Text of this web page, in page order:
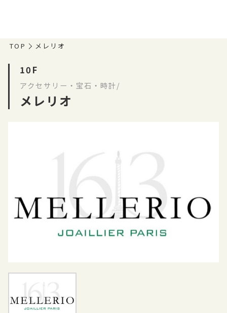
TOP メレリオ
10F
アクセサリー・宝石・時計/
メレリオ